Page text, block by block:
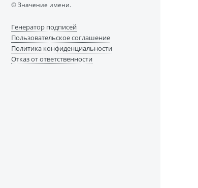
© Значение имени.
Генератор подписей
Пользовательское соглашение
Политика конфиденциальности
Отказ от ответственности